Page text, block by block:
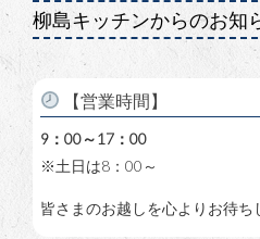
柳島キッチンからのお知
【営業時間】
9：00～17：00
※土日は8：00～
皆さまのお越しを心よりお待ち